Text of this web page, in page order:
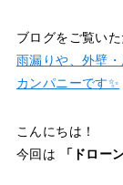
ブログをご覧い
雨漏りや、外壁
カンパニーです✨
こんにちは！
今回は
「ドロー